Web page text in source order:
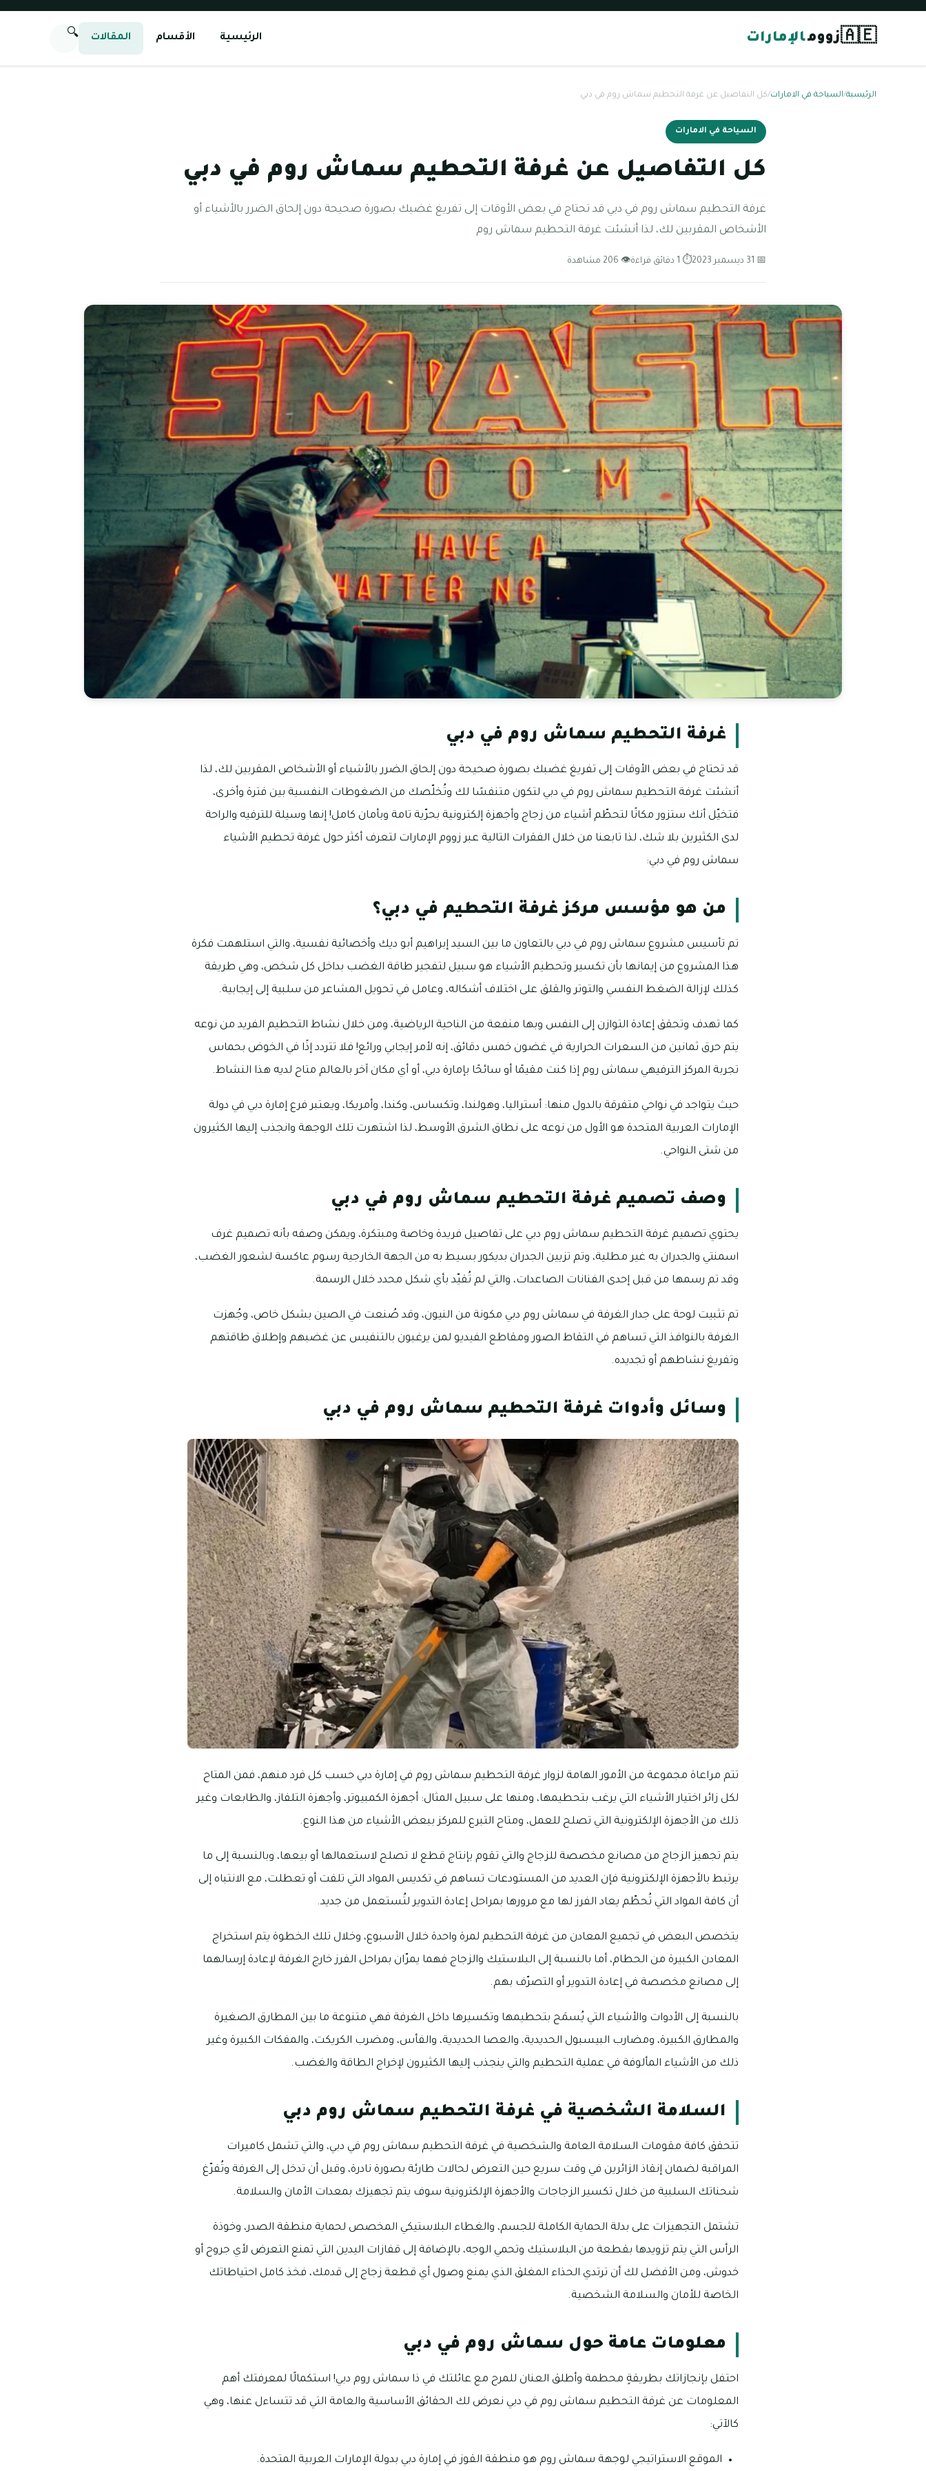
🇦🇪زوومالإمارات الرئيسية الأقسام المقالات 🔍
الرئيسية/السياحة في الامارات/كل التفاصيل عن غرفة التحطيم سماش روم في دبي
السياحة في الامارات
كل التفاصيل عن غرفة التحطيم سماش روم في دبي
غرفة التحطيم سماش روم في دبي قد تحتاج في بعض الأوقات إلى تفريغ غضبك بصورة صحيحة دون إلحاق الضرر بالأشياء أو
الأشخاص المقربين لك، لذا أنشئت غرفة التحطيم سماش روم
📅 31 ديسمبر 2023 ⏱ 1 دقائق قراءة 👁 206 مشاهدة
غرفة التحطيم سماش روم في دبي
قد تحتاج في بعض الأوقات إلى تفريغ غضبك بصورة صحيحة دون إلحاق الضرر بالأشياء أو الأشخاص المقربين لك، لذا
أنشئت غرفة التحطيم سماش روم في دبي لتكون متنفسًا لك وتُخلّصك من الضغوطات النفسية بين فترة وأخرى،
فتخيّل أنك ستزور مكانًا لتحطّم أشياء من زجاج وأجهزة إلكترونية بحرّية تامة وبأمان كامل! إنها وسيلة للترفيه والراحة
لدى الكثيرين بلا شك، لذا تابعنا من خلال الفقرات التالية عبر زووم الإمارات لتعرف أكثر حول غرفة تحطيم الأشياء
سماش روم في دبي:
من هو مؤسس مركز غرفة التحطيم في دبي؟
تم تأسيس مشروع سماش روم في دبي بالتعاون ما بين السيد إبراهيم أبو ديك وأخصائية نفسية، والتي استلهمت فكرة
هذا المشروع من إيمانها بأن تكسير وتحطيم الأشياء هو سبيل لتفجير طاقة الغضب بداخل كل شخص، وهي طريقة
كذلك لإزالة الضغط النفسي والتوتر والقلق على اختلاف أشكاله، وعامل في تحويل المشاعر من سلبية إلى إيجابية.
كما تهدف وتحقق إعادة التوازن إلى النفس وبها منفعة من الناحية الرياضية، ومن خلال نشاط التحطيم الفريد من نوعه
يتم حرق ثمانين من السعرات الحرارية في غضون خمس دقائق، إنه لأمر إيجابي ورائع! فلا تتردد إذًا في الخوض بحماس
تجربة المركز الترفيهي سماش روم إذا كنت مقيمًا أو سائحًا بإمارة دبي، أو أي مكان آخر بالعالم متاح لديه هذا النشاط.
حيث يتواجد في نواحي متفرقة بالدول منها: أستراليا، وهولندا، وتكساس، وكندا، وأمريكا، ويعتبر فرع إمارة دبي في دولة
الإمارات العربية المتحدة هو الأول من نوعه على نطاق الشرق الأوسط، لذا اشتهرت تلك الوجهة وانجذب إليها الكثيرون
من شتى النواحي.
وصف تصميم غرفة التحطيم سماش روم في دبي
يحتوي تصميم غرفة التحطيم سماش روم دبي على تفاصيل فريدة وخاصة ومبتكرة، ويمكن وصفه بأنه تصميم غرف
اسمنتي والجدران به غير مطلية، وتم تزيين الجدران بديكور بسيط به من الجهة الخارجية رسوم عاكسة لشعور الغضب،
وقد تم رسمها من قبل إحدى الفنانات الصاعدات، والتي لم تُقيّد بأي شكل محدد خلال الرسمة.
تم تثبيت لوحة على جدار الغرفة في سماش روم دبي مكونة من النيون، وقد صُنعت في الصين بشكل خاص، وجُهزت
الغرفة بالنوافذ التي تساهم في التقاط الصور ومقاطع الفيديو لمن يرغبون بالتنفيس عن غضبهم وإطلاق طاقتهم
وتفريغ نشاطهم أو تجديده.
وسائل وأدوات غرفة التحطيم سماش روم في دبي
تتم مراعاة مجموعة من الأمور الهامة لزوار غرفة التحطيم سماش روم في إمارة دبي حسب كل فرد منهم، فمن المتاح
لكل زائر اختيار الأشياء التي يرغب بتحطيمها، ومنها على سبيل المثال: أجهزة الكمبيوتر، وأجهزة التلفاز، والطابعات وغير
ذلك من الأجهزة الإلكترونية التي تصلح للعمل، ومتاح التبرع للمركز ببعض الأشياء من هذا النوع.
يتم تجهيز الزجاج من مصانع مخصصة للزجاج والتي تقوم بإنتاج قطع لا تصلح لاستعمالها أو بيعها، وبالنسبة إلى ما
يرتبط بالأجهزة الإلكترونية فإن العديد من المستودعات تساهم في تكديس المواد التي تلفت أو تعطلت، مع الانتباه إلى
أن كافة المواد التي تُحطّم يعاد الفرز لها مع مرورها بمراحل إعادة التدوير لتُستعمل من جديد.
يتخصص البعض في تجميع المعادن من غرفة التحطيم لمرة واحدة خلال الأسبوع، وخلال تلك الخطوة يتم استخراج
المعادن الكبيرة من الحطام، أما بالنسبة إلى البلاستيك والزجاج فهما يمرّان بمراحل الفرز خارج الغرفة لإعادة إرسالهما
إلى مصانع مخصصة في إعادة التدوير أو التصرّف بهم.
بالنسبة إلى الأدوات والأشياء التي يُسمَح بتحطيمها وتكسيرها داخل الغرفة فهي متنوعة ما بين المطارق الصغيرة
والمطارق الكبيرة، ومضارب البيسبول الحديدية، والعصا الحديدية، والفأس، ومضرب الكريكت، والمفكات الكبيرة وغير
ذلك من الأشياء المألوفة في عملية التحطيم والتي ينجذب إليها الكثيرون لإخراج الطاقة والغضب.
السلامة الشخصية في غرفة التحطيم سماش روم دبي
تتحقق كافة مقومات السلامة العامة والشخصية في غرفة التحطيم سماش روم في دبي، والتي تشمل كاميرات
المراقبة لضمان إنقاذ الزائرين في وقت سريع حين التعرض لحالات طارئة بصورة نادرة، وقبل أن تدخل إلى الغرفة وتُفرّغ
شحناتك السلبية من خلال تكسير الزجاجات والأجهزة الإلكترونية سوف يتم تجهيزك بمعدات الأمان والسلامة.
تشتمل التجهيزات على بدلة الحماية الكاملة للجسم، والغطاء البلاستيكي المخصص لحماية منطقة الصدر، وخوذة
الرأس التي يتم تزويدها بقطعة من البلاستيك وتحمي الوجه، بالإضافة إلى قفازات اليدين التي تمنع التعرض لأي جروح أو
خدوش، ومن الأفضل لك أن ترتدي الحذاء المغلق الذي يمنع وصول أي قطعة زجاج إلى قدمك، فخذ كامل احتياطاتك
الخاصة للأمان والسلامة الشخصية.
معلومات عامة حول سماش روم في دبي
احتفل بإنجازاتك بطريقةٍ محطمة وأطلق العنان للمرح مع عائلتك في ذا سماش روم دبي! استكمالًا لمعرفتك أهم
المعلومات عن غرفة التحطيم سماش روم في دبي نعرض لك الحقائق الأساسية والعامة التي قد تتساءل عنها، وهي
كالآتي:
الموقع الاستراتيجي لوجهة سماش روم هو منطقة القوز في إمارة دبي بدولة الإمارات العربية المتحدة.